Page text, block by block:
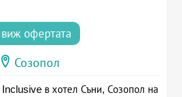
виж офертата
Созопол
в хотел Съни, Созопол на